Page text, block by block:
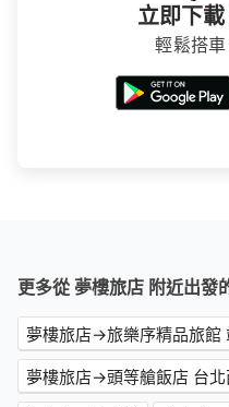
立即下
輕鬆搭車
更多從 夢樓旅店 附近出發
夢樓旅店→旅樂序精品旅館
夢樓旅店→頭等艙飯店 台北